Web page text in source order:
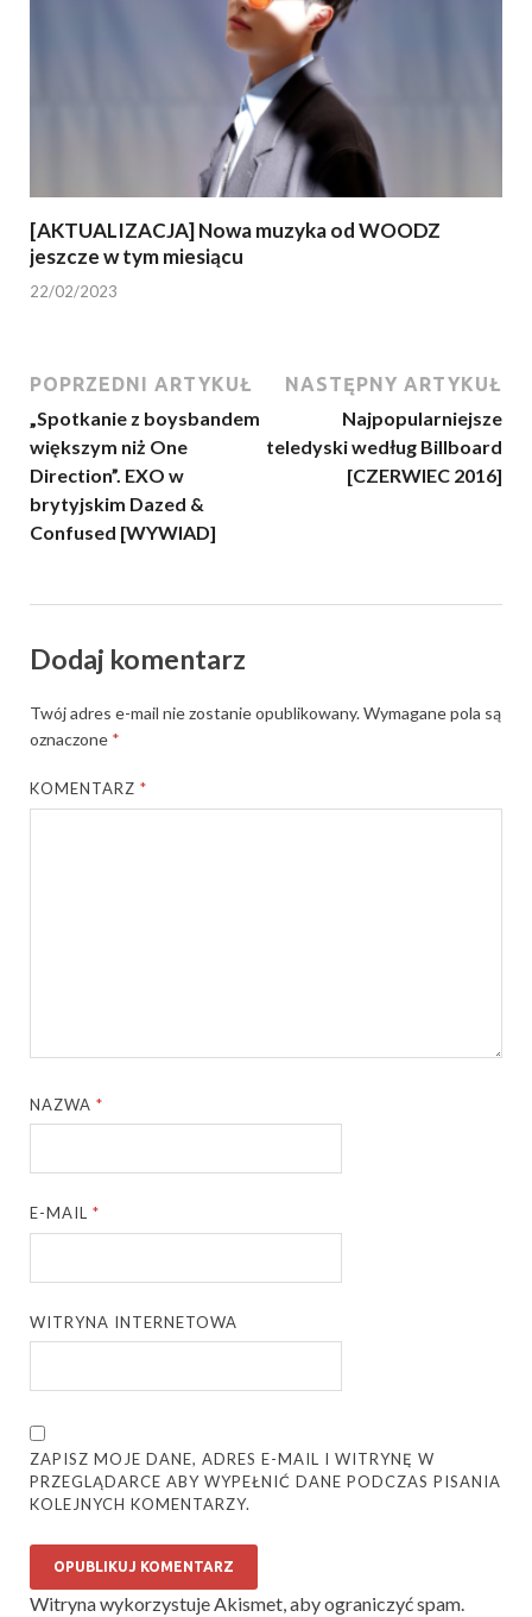
[AKTUALIZACJA] Nowa muzyka od WOODZ
jeszcze w tym miesiącu
22/02/2023
POPRZEDNI ARTYKUŁ
„Spotkanie z boysbandem
większym niż One
Direction”. EXO w
brytyjskim Dazed &
Confused [WYWIAD]
NASTĘPNY ARTYKUŁ
Najpopularniejsze
teledyski według Billboard
[CZERWIEC 2016]
Dodaj komentarz
Twój adres e-mail nie zostanie opublikowany.Wymagane pola są
oznaczone *
KOMENTARZ*
NAZWA*
E-MAIL*
WITRYNA INTERNETOWA
ZAPISZ MOJE DANE, ADRES E-MAIL I WITRYNĘ W
PRZEGLĄDARCE ABY WYPEŁNIĆ DANE PODCZAS PISANIA
KOLEJNYCH KOMENTARZY.
Witryna wykorzystuje Akismet, aby ograniczyć spam.